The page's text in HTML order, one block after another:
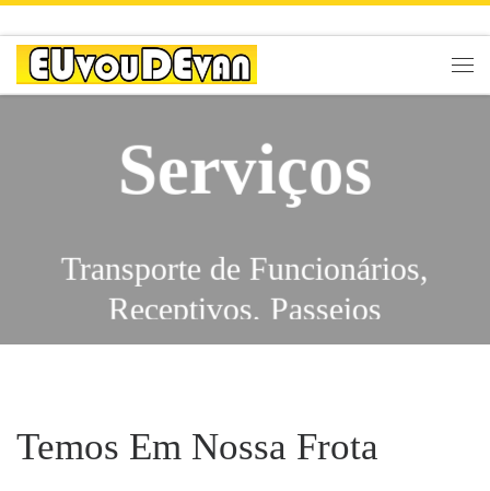
Serviços
Transporte de Funcionários,
Receptivos, Passeios
Escolares, Eventos,
Congressos, Viagens,
Excursões, Shows,
Serviços
Temos Em Nossa Frota